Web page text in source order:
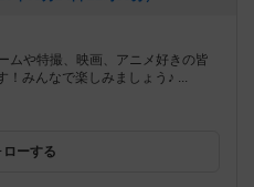
ムや特撮、映画、アニメ好きの皆
！みんなで楽しみましょう♪ ...
ローする